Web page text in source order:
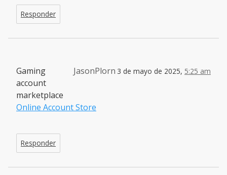
Responder
JasonPlorn 3 de mayo de 2025, 5:25 am
Gaming
account
marketplace
Online Account Store
Responder